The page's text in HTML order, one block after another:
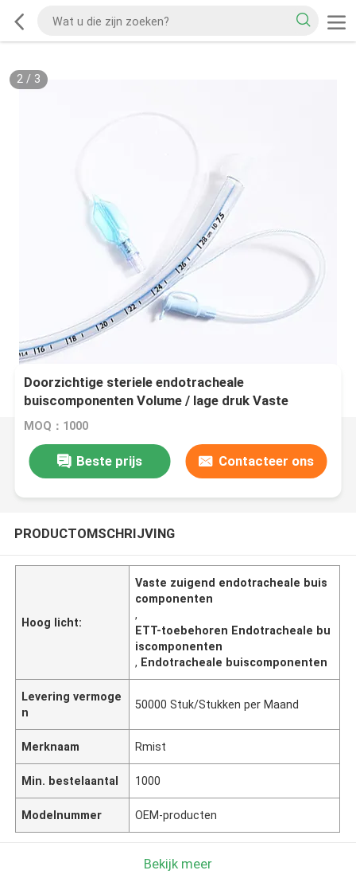
2/ 3
Doorzichtige steriele endotracheale
buiscomponenten Volume / lage druk Vaste
zuiginstallatie ETT-toestellen
MOQ：1000
Beste prijs Contacteer ons
PRODUCTOMSCHRIJVING
Hoog licht:
Vaste zuigend endotracheale buis
componenten
,
ETT-toebehoren Endotracheale bu
iscomponenten
, Endotracheale buiscomponenten
Levering vermoge
n
50000 Stuk/Stukken per Maand
Merknaam Rmist
Min. bestelaantal 1000
Modelnummer OEM-producten
Bekijk meer